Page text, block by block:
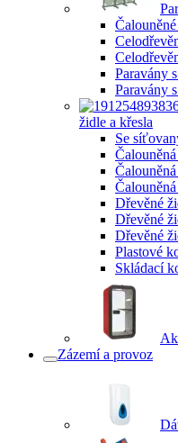
Paravány
Paravány
židle a křesla
Se
Dřevěné
Dřevěné
Dřevěné
Plastové
Skládací
Zázemí a provoz